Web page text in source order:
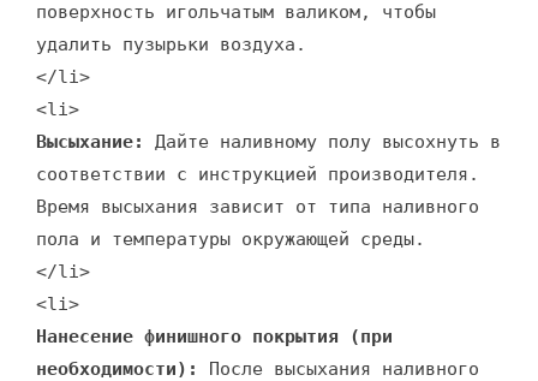
поверхность игольчатым валиком, чтобы
удалить пузырьки воздуха.
</li>
<li>
Высыхание:
Дайте наливному полу высохнуть в
соответствии с инструкцией производителя.
Время высыхания зависит от типа наливного
пола и температуры окружающей среды.
</li>
<li>
Нанесение финишного покрытия (при
необходимости):
После высыхания наливного